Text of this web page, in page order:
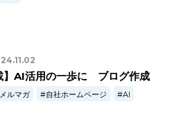
】AI活用の一歩に ブログ作成
メルマガ 自社ホームページ AI